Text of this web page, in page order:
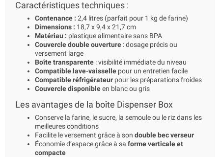
Caractéristiques techniques :
Contenance : 2,4 litres (parfait pour 1 kg de farine)
Dimensions : 18,7 x 9,4 x 21,7 cm
Matériau : plastique alimentaire sans BPA
Couvercle double ouverture : dosage précis ou
versement large
Boîte transparente : visibilité immédiate du niveau
Compatible lave-vaisselle pour un entretien facile
Compatible réfrigérateur pour les préparations froides
Couvercle disponibleen blanc ou gris
Les avantages de la boîte Dispenser Box
Conserve la farine, le sucre, la semoule ou le riz dans les
meilleures conditions
Facilite le versement grâce à son double bec verseur
Économie d’espace grâce à sa forme verticale et
compacte